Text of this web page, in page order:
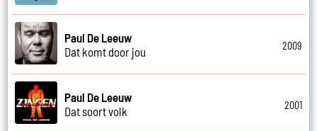
Paul De Leeuw
Dat komt door jou
2009
Paul De Leeuw
Dat soort volk
2001